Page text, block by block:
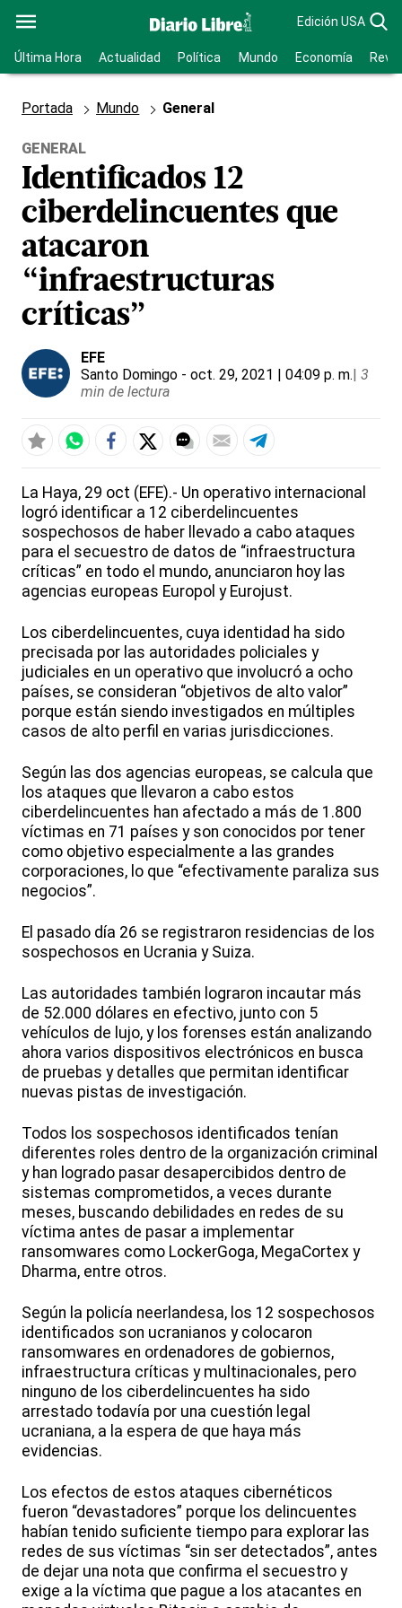
Edición USA
Última Hora Actualidad Política Mundo Economía
Portada Mundo General
GENERAL
Identificados 12
ciberdelincuentes que
atacaron
“infraestructuras
críticas”
EFE
Santo Domingo - oct. 29, 2021 | 04:09 p. m.| 3
min de lectura
La Haya, 29 oct (EFE).- Un operativo internacional
logró identificar a 12 ciberdelincuentes
sospechosos de haber llevado a cabo ataques
para el secuestro de datos de “infraestructura
críticas” en todo el mundo, anunciaron hoy las
agencias europeas Europol y Eurojust.
Los ciberdelincuentes, cuya identidad ha sido
precisada por las autoridades policiales y
judiciales en un operativo que involucró a ocho
países, se consideran “objetivos de alto valor”
porque están siendo investigados en múltiples
casos de alto perfil en varias jurisdicciones.
Según las dos agencias europeas, se calcula que
los ataques que llevaron a cabo estos
ciberdelincuentes han afectado a más de 1.800
víctimas en 71 países y son conocidos por tener
como objetivo especialmente a las grandes
corporaciones, lo que “efectivamente paraliza sus
negocios”.
El pasado día 26 se registraron residencias de los
sospechosos en Ucrania y Suiza.
Las autoridades también lograron incautar más
de 52.000 dólares en efectivo, junto con 5
vehículos de lujo, y los forenses están analizando
ahora varios dispositivos electrónicos en busca
de pruebas y detalles que permitan identificar
nuevas pistas de investigación.
Todos los sospechosos identificados tenían
diferentes roles dentro de la organización criminal
y han logrado pasar desapercibidos dentro de
sistemas comprometidos, a veces durante
meses, buscando debilidades en redes de su
víctima antes de pasar a implementar
ransomwares como LockerGoga, MegaCortex y
Dharma, entre otros.
Según la policía neerlandesa, los 12 sospechosos
identificados son ucranianos y colocaron
ransomwares en ordenadores de gobiernos,
infraestructura críticas y multinacionales, pero
ninguno de los ciberdelincuentes ha sido
arrestado todavía por una cuestión legal
ucraniana, a la espera de que haya más
evidencias.
Los efectos de estos ataques cibernéticos
fueron “devastadores” porque los delincuentes
habían tenido suficiente tiempo para explorar las
redes de sus víctimas “sin ser detectados”, antes
de dejar una nota que confirma el secuestro y
exige a la víctima que pague a los atacantes en